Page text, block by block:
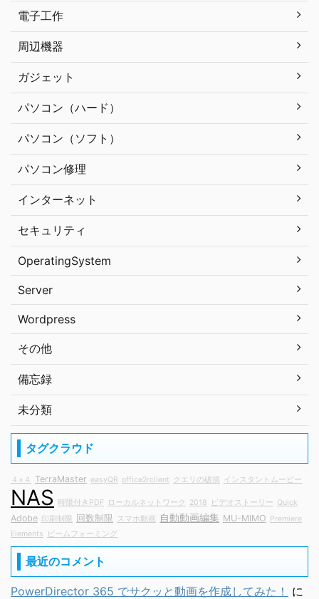
電子工作
周辺機器
ガジェット
パソコン（ハード）
パソコン（ソフト）
パソコン修理
インターネット
セキュリティ
OperatingSystem
Server
Wordpress
その他
備忘録
未分類
タグクラウド
４×４ TerraMaster easyQR office2rclient クエリの破損 インスタントムービー
NAS 時限付きPDF ローカルネットワーク 2018 ビデオストーリー Quick
Adobe 印刷制限 回数制限 スマホ動画 自動動画編集 MU-MIMO Premiere
Elements
ビームフォーミング
最近のコメント
PowerDirector 365 でサクッと動画を作成してみた！
に